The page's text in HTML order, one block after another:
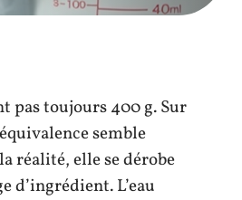
pas toujours 400 g. Sur
semble
réalité, elle se dérobe
d’ingrédient. L’eau